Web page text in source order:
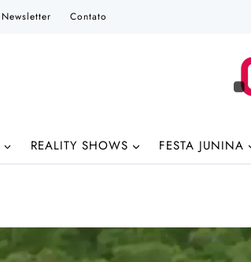
Newsletter Contato
REALITY SHOWS FESTA JUNINA